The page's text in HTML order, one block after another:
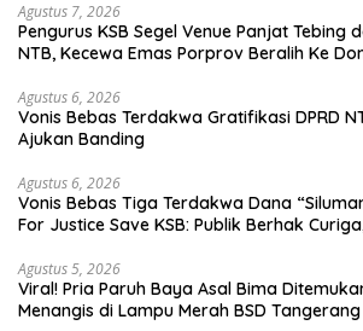
Agustus 7, 2026
Pengurus KSB Segel Venue Panjat Tebing
NTB, Kecewa Emas Porprov Beralih Ke
Agustus 6, 2026
Vonis Bebas Terdakwa Gratifikasi DPRD
Ajukan Banding
Agustus 6, 2026
Vonis Bebas Tiga Terdakwa Dana
For Justice Save KSB: Publik Berhak
Agustus 5, 2026
Viral! Pria Paruh Baya Asal Bima
Menangis di Lampu Merah BSD Tangerang